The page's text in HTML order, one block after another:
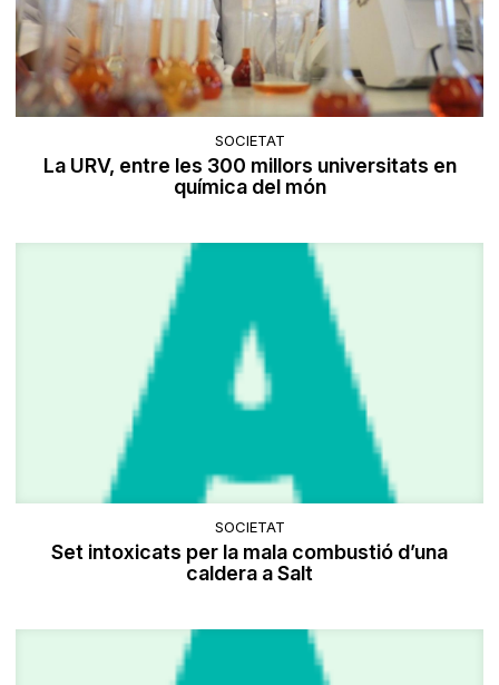
SOCIETAT
​La URV, entre les 300 millors universitats en
química del món
SOCIETAT
Set intoxicats per la mala combustió d’una
caldera a Salt